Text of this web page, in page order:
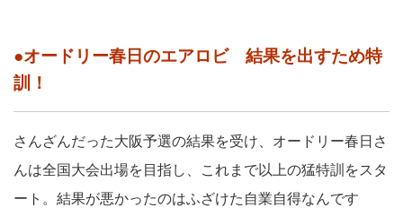
●オードリー春日のエアロビ 結果を出すため特
訓！
さんざんだった大阪予選の結果を受け、オードリー春日さ
んは全国大会出場を目指し、これまで以上の猛特訓をスタ
ート。結果が悪かったのはふざけた自業自得なんです